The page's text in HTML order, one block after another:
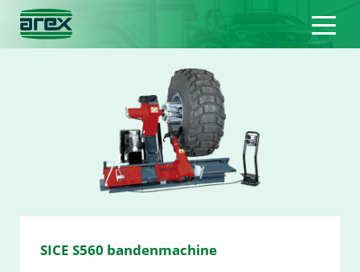
SICE S560 bandenmachine